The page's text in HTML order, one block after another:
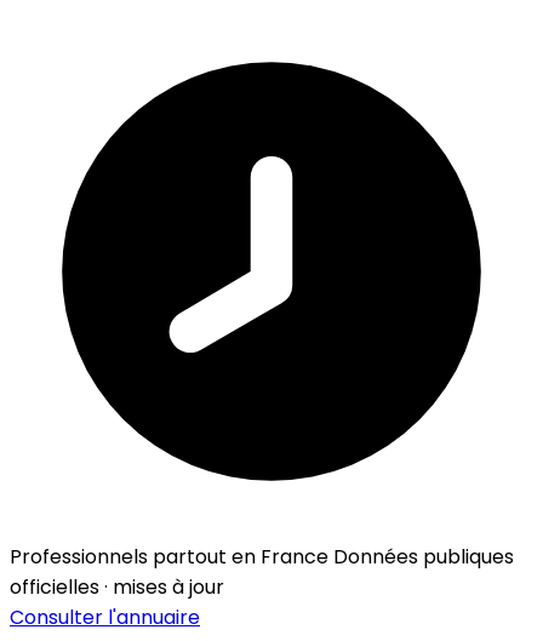
Professionnels partout en France Données publiques
officielles · mises à jour
Consulter l'annuaire